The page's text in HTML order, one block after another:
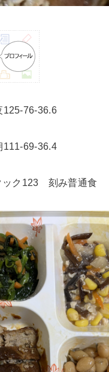
125-76-36.6
111-69-36.4
ク123 刻み普通食